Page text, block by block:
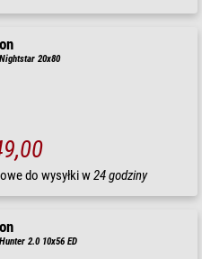
20x80
do wysyłki w24 godziny
2.0 10x56 ED